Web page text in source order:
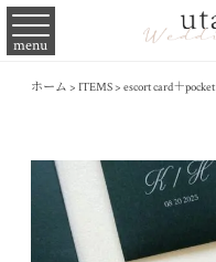
menu
ホーム > ITEMS> escort card＋